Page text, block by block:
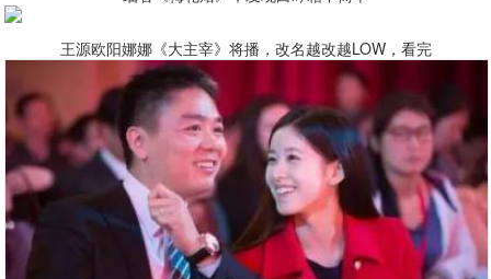
王源欧阳娜娜《大主宰》将播，改名越改越LOW，看完